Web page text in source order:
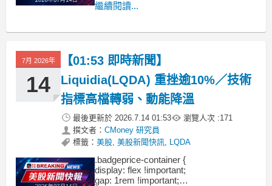
flex-wrap: wrap !important; /* 自動換行 */
繼續閱讀...
7月 2026年
14
【01:53 即時新聞】
Liquidia(LQDA) 重挫逾10%／技術
指標高檔轉弱、動能降溫
最後更新於 2026.7.14 01:53 瀏覽人次 :171
撰文者： CMoney 研究員
標籤： 美股, 美股新聞快訊, LQDA
.badgeprice-container {
display: flex !important;
gap: 1rem !important;